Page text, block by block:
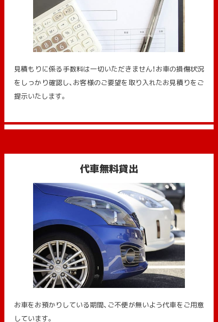
見積もりに係る手数料は一切いただきません！お車の損傷状況
をしっかり確認し、お客様のご要望を取り入れたお見積りをご
提示いたします。
代車無料貸出
お車をお預かりしている期間、ご不便が無いよう代車をご用意
しています。